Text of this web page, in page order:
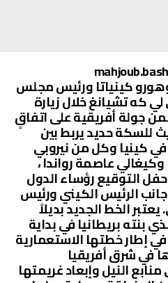
كينياتا ورئيس مجلس
كه تشيانغ خلال زيارة
جولة أفريقية على اتفاقٍ
للسكة حديد يربط بين
كينيا وكل من نيروبي
عاصمة رواندا ،
التوقيع رؤساء الدول
الرئيس الكيني ورئيس
يعتبر الخط الجديد بديلاً
بنته بريطانيا في بداية
إطار خطتها الاستعمارية
في شرق أفريقيا
النيل وإبعاد غريمتها